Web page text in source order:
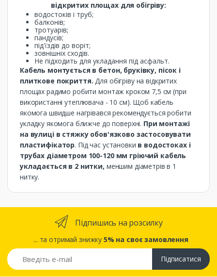
відкритих площах для обігріву:
водостоків і труб;
балконів;
тротуарів;
пандусів;
під'їздів до воріт;
зовнішніх сходів.
Не підходить для укладання під асфальт.
Кабель монтується в бетон, бруківку, пісок і
плиткове покриття. Для обігріву на відкритих
площах радимо робити монтаж кроком 7,5 см (при
використанні утеплювача - 10 см). Щоб кабель
якомога швидше нагрівався рекомендується робити
укладку якомога ближче до поверхні. При монтажі
на вулиці в стяжку обов'язково застосовувати
пластифікатор. Під час установки в водостоках і
трубах діаметром 100-120 мм гріючий кабель
укладається в 2 нитки, меншим діаметрів в 1
нитку.
Підпишись на розсилку
... та отримай знижку 5% на своє замовлення
Підписатися